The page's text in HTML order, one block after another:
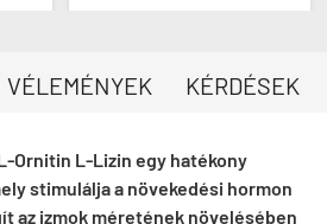
VÉLEMÉNYEK KÉRDÉSEK
Ornitin L-Lizin egy hatékony
stimulálja a növekedési hormon
az izmok méretének növelésében